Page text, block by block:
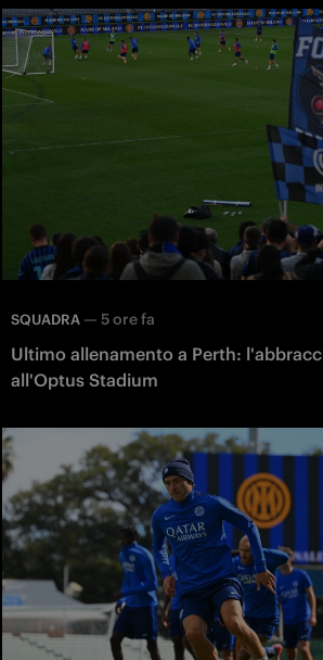
SQUADRA — 5 ore fa
Ultimo allenamento a Perth:
all'Optus Stadium